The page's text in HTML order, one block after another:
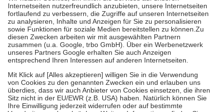
Kosten der Leistung zu entrichten.
Diese Regeln gelten grundsätzlich auch für Online-Apotheken.
Bei Heilmitteln und häuslicher Krankenpflege beträgt die
Zuzahlung zehn Prozent der Kosten sowie zehn Euro je
Verordnung.
Um das Engagement der Versicherten für ihre eigene Gesundheit zu
stärken und die besondere Stellung der Familie zu unterstützen,
fallenkeine Zuzahlungenan bei:
• Kindern und Jugendlichen bis zum vollendeten 18. Lebensjahr
mit Ausnahme der Fahrkosten
• Untersuchungen zur Vorsorge und Früherkennung, die von der